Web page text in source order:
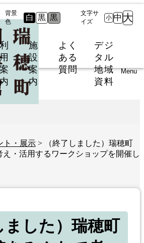
背景
色
白 黒 黒
文字サ
イズ
小 中 大
施
設
案
内
よく
ある
質問
デジ
タル
地域
資料
Menu
ト・展示 > （終了しました）瑞穂町
・活用するワークショップを開催し
ました）瑞穂町